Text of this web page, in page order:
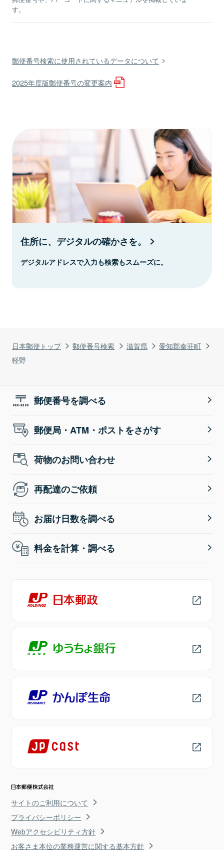
日本郵便トップ 郵便番号検索 滋賀県
愛知郡秦荘町
軽野
す。
郵便番号検索に使用されているデータについて
2025年度版郵便番号の変更案内
住所に、デジタルの確かさを。
デジタルアドレスで入力も検索もスムーズに。
郵便番号を調べる
郵便局・ATM・ポストをさがす
荷物のお問い合わせ
再配達のご依頼
お届け日数を調べる
料金を計算・調べる
サイトのご利用について
プライバシーポリシー
Webアクセシビリティ方針
お客さま本位の業務運営に関する基本方針